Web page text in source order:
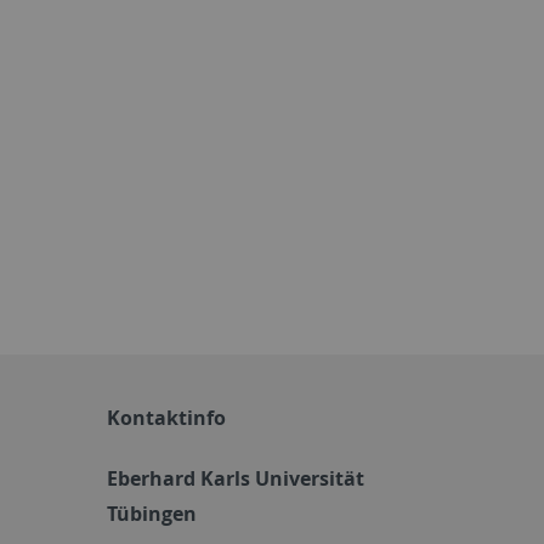
Kontaktinfo
Eberhard Karls Universität
Tübingen